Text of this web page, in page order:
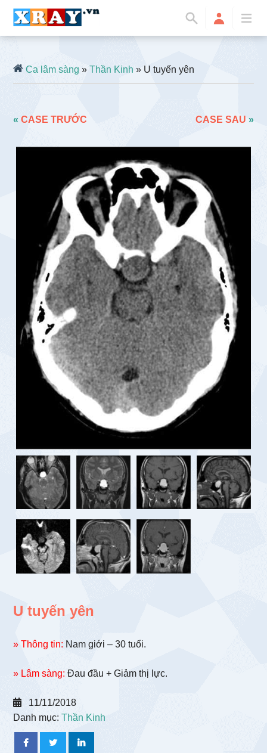
Ca lâm sàng »Thần Kinh » U tuyến yên
«CASE TRƯỚC CASE SAU »
U tuyến yên
» Thông tin: Nam giới – 30 tuổi.
» Lâm sàng: Đau đầu + Giảm thị lực.
11/11/2018
Danh mục:Thần Kinh